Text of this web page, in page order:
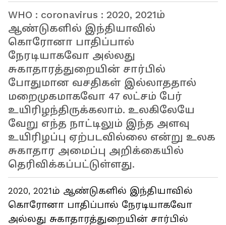
WHO : coronavirus : 2020, 2021ம்
ஆண்டுகளில் இந்தியாவில்
கொரோனா பாதிப்பால்
நேரடியாகவோ அல்லது
சுகாதாரத்துறையின் சார்பில்
போதுமான வசதிகள் இல்லாததால்
மறைமுகமாகவோ 47 லட்சம் பேர்
உயிரிழந்திருக்கலாம். உலகிலேயே
வேறு எந்த நாட்டிலும் இந்த அளவு
உயிரிழப்பு ஏற்படவில்லை என்று உலக
சுகாதார அமைப்பு அறிக்கையில்
தெரிவிக்கப்பட்டுள்ளது.
2020, 2021ம் ஆண்டுகளில் இந்தியாவில்
கொரோனா பாதிப்பால் நேரடியாகவோ
அல்லது சுகாதாரத்துறையின் சார்பில்